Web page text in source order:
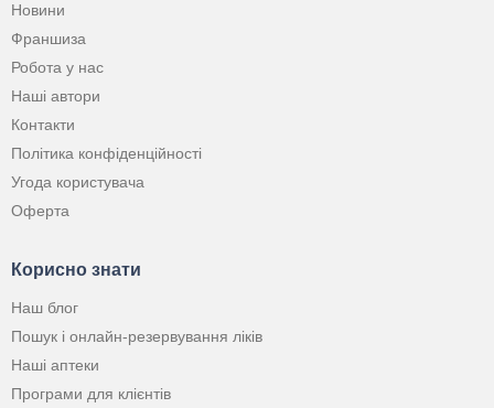
Новини
Франшиза
Робота у нас
Наші автори
Контакти
Політика конфіденційності
Угода користувача
Оферта
Корисно знати
Наш блог
Пошук і онлайн-резервування ліків
Наші аптеки
Програми для клієнтів